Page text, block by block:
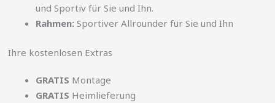
und Sportiv für Sie und Ihn.
Rahmen: Sportiver Allrounder für Sie und Ihn
Ihre kostenlosen Extras
GRATIS Montage
GRATIS Heimlieferung